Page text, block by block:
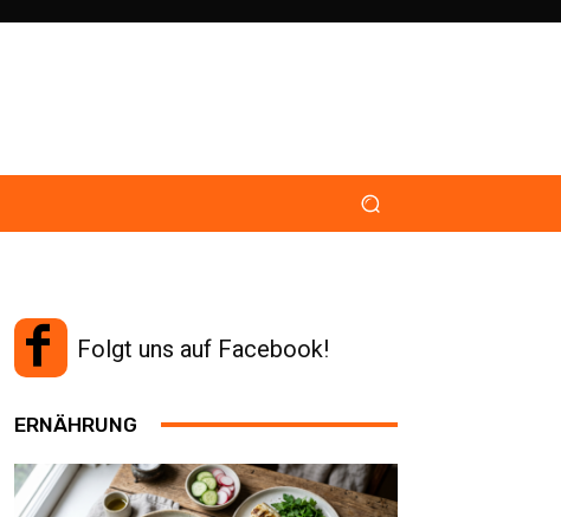
Folgt uns auf Facebook!
ERNÄHRUNG